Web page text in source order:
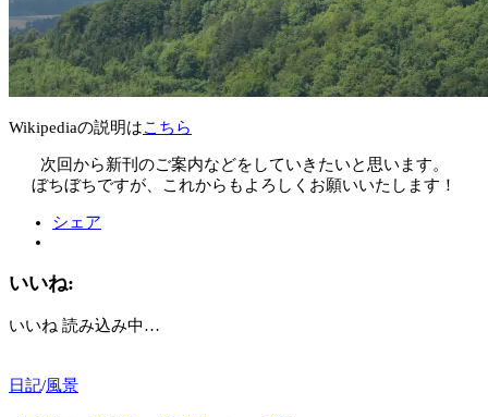
Wikipediaの説明はこちら
次回から新刊のご案内などをしていきたいと思います。
ぼちぼちですが、これからもよろしくお願いいたします！
シェア
いいね:
いいね 読み込み中…
日記/風景